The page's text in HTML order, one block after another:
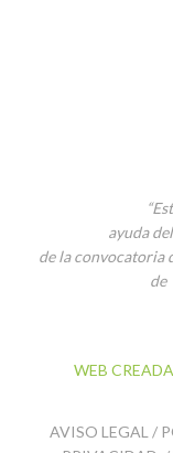
ayuda
de la convocatoria
de
WEB
AVISO LEGAL /